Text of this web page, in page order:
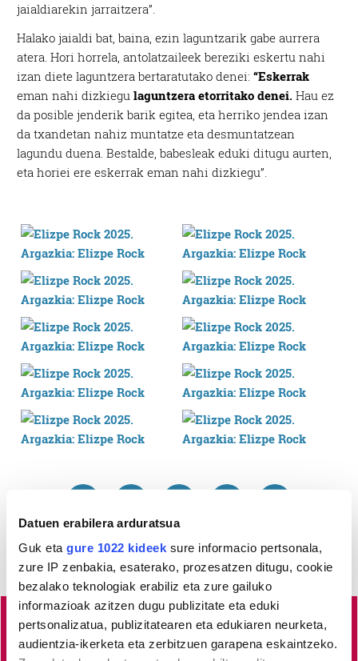
Datuen erabilera arduratsua
Guk eta gure 1022 kideek sure informacio pertsonala,
zure IP zenbakia, esaterako, prozesatzen ditugu, cookie
bezalako teknologiak erabiliz eta zure gailuko
informazioak azitzen dugu publizitate eta eduki
pertsonalizatua, publizitatearen eta edukiaren neurketa,
audientzia-ikerketa eta zerbitzuen garapena eskaintzeko.
jaialdiarekin jarraitzera”.
Halako jaialdi bat, baina, ezin laguntzarik gabe aurrera
atera. Hori horrela, antolatzaileek bereziki eskertu nahi
izan diete laguntzera bertaratutako denei:“Eskerrak
eman nahi dizkiegulaguntzera etorritako denei. Hau ez
da posible jenderik barik egitea, eta herriko jendea izan
da txandetan nahiz muntatze eta desmuntatzean
lagundu duena. Bestalde, babesleak eduki ditugu aurten,
eta horiei ere eskerrak eman nahi dizkiegu”.
Lea-Artibai eta Mutrikuko
albisteak euskaraz, libre eta